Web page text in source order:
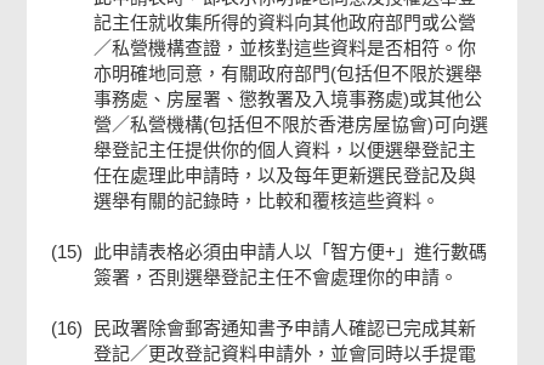
記主任就收集所得的資料向其他政府部門或公營
／私營機構查證，並核對這些資料是否相符。你
亦明確地同意，有關政府部門(包括但不限於選舉
事務處、房屋署、懲教署及入境事務處)或其他公
營／私營機構(包括但不限於香港房屋協會)可向選
舉登記主任提供你的個人資料，以便選舉登記主
任在處理此申請時，以及每年更新選民登記及與
選舉有關的記錄時，比較和覆核這些資料。
(15)
此申請表格必須由申請人以「智方便+」進行數碼
簽署，否則選舉登記主任不會處理你的申請。
(16)
民政署除會郵寄通知書予申請人確認已完成其新
登記／更改登記資料申請外，並會同時以手提電